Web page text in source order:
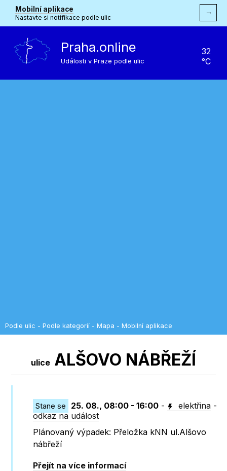
Mobilní aplikace
Nastavte si notifikace podle ulic
→
Praha.online
Události v Praze podle ulic
32
°C
Podle ulic - Podle kategorií - Mapa - Mobilní aplikace
ulice ALŠOVO NÁBŘEŽÍ
Stane se 25. 08., 08:00 - 16:00 - elektřina -
odkaz na událost
Plánovaný výpadek: Přeložka kNN ul.Alšovo
nábřeží
Přejít na více informací